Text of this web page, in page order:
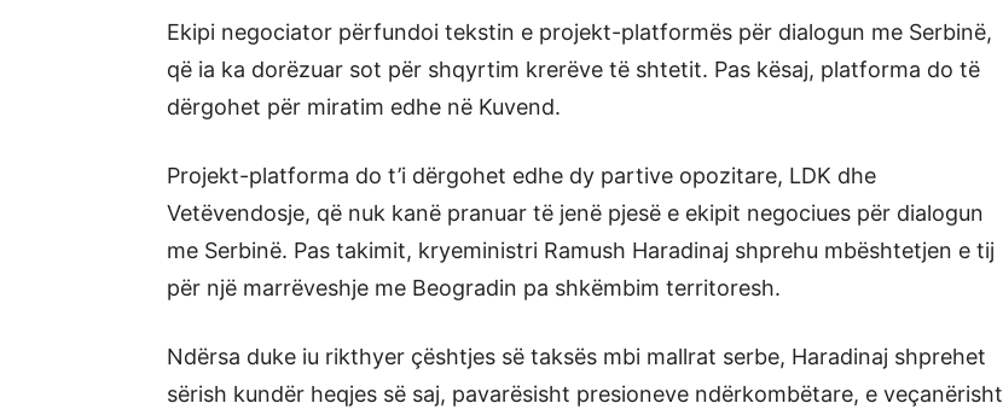
Ekipi negociator përfundoi tekstin e projekt-platformës për dialogun me Serbinë,
që ia ka dorëzuar sot për shqyrtim krerëve të shtetit. Pas kësaj, platforma do të
dërgohet për miratim edhe në Kuvend.
Projekt-platforma do t’i dërgohet edhe dy partive opozitare, LDK dhe
Vetëvendosje, që nuk kanë pranuar të jenë pjesë e ekipit negociues për dialogun
me Serbinë. Pas takimit, kryeministri Ramush Haradinaj shprehu mbështetjen e tij
për një marrëveshje me Beogradin pa shkëmbim territoresh.
Ndërsa duke iu rikthyer çështjes së taksës mbi mallrat serbe, Haradinaj shprehet
sërish kundër heqjes së saj, pavarësisht presioneve ndërkombëtare, e veçanërisht